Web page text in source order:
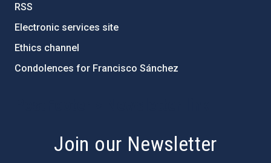
RSS
Electronic services site
Ethics channel
Condolences for Francisco Sánchez
Join our Newsletter